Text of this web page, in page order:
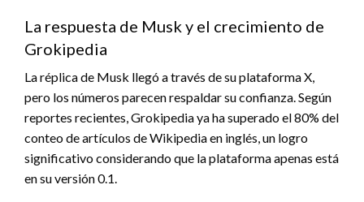
La respuesta de Musk y el crecimiento de
Grokipedia
La réplica de Musk llegó a través de su plataforma X,
pero los números parecen respaldar su confianza. Según
reportes recientes, Grokipedia ya ha superado el 80% del
conteo de artículos de Wikipedia en inglés, un logro
significativo considerando que la plataforma apenas está
en su versión 0.1.